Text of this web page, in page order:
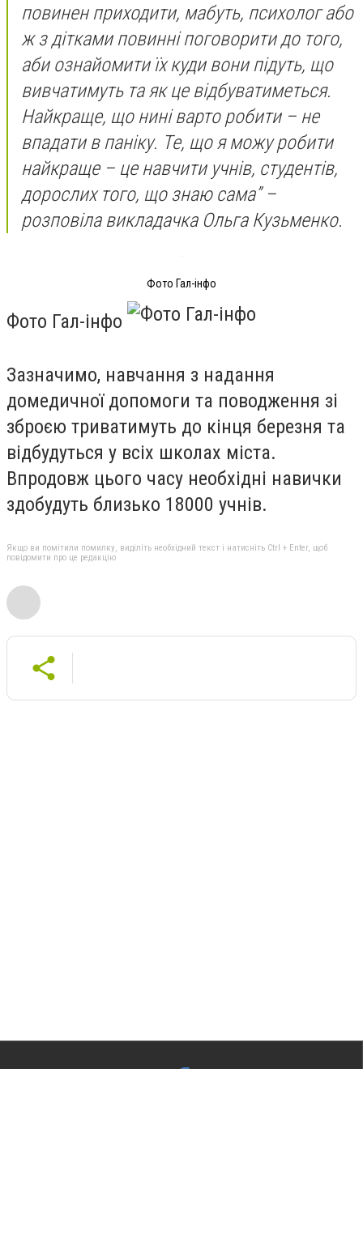
повинен приходити, мабуть, психолог або
ж з дітками повинні поговорити до того,
аби ознайомити їх куди вони підуть, що
вивчатимуть та як це відбуватиметься.
Найкраще, що нині варто робити – не
впадати в паніку. Те, що я можу робити
найкраще – це навчити учнів, студентів,
дорослих того, що знаю сама” –
розповіла викладачка Ольга Кузьменко.
Фото Гал-інфо
Фото Гал-інфо
Зазначимо, навчання з надання
домедичної допомоги та поводження зі
зброєю триватимуть до кінця березня та
відбудуться у всіх школах міста.
Впродовж цього часу необхідні навички
здобудуть близько 18000 учнів.
Якщо ви помітили помилку, виділіть необхідний текст і натисніть Ctrl + Enter, щоб
повідомити про це редакцію